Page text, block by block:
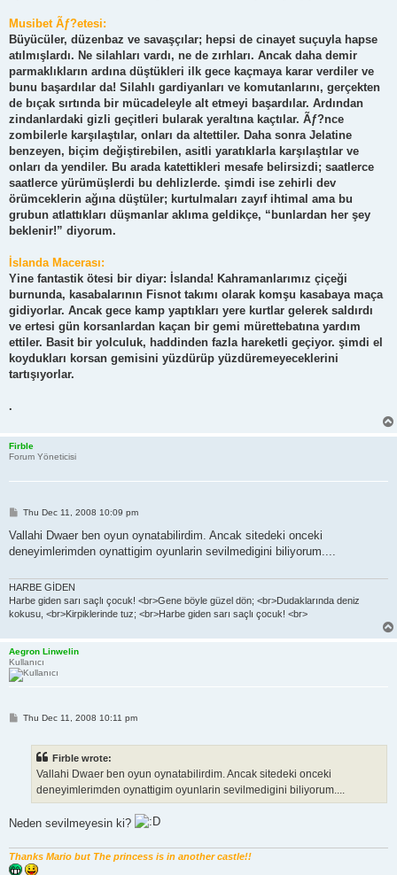
Musibet Ãƒ?etesi:
Büyücüler, düzenbaz ve savaşçılar; hepsi de cinayet suçuyla hapse
atılmışlardı. Ne silahları vardı, ne de zırhları. Ancak daha demir
parmaklıkların ardına düştükleri ilk gece kaçmaya karar verdiler ve
bunu başardılar da! Silahlı gardiyanları ve komutanlarını, gerçekten
de bıçak sırtında bir mücadeleyle alt etmeyi başardılar. Ardından
zindanlardaki gizli geçitleri bularak yeraltına kaçtılar. Ãƒ?nce
zombilerle karşılaştılar, onları da altettiler. Daha sonra Jelatine
benzeyen, biçim değiştirebilen, asitli yaratıklarla karşılaştılar ve
onları da yendiler. Bu arada katettikleri mesafe belirsizdi; saatlerce
saatlerce yürümüşlerdi bu dehlizlerde. şimdi ise zehirli dev
örümceklerin ağına düştüler; kurtulmaları zayıf ihtimal ama bu
grubun atlattıkları düşmanlar aklıma geldikçe, “bunlardan her şey
beklenir!” diyorum.
İslanda Macerası:
Yine fantastik ötesi bir diyar: İslanda! Kahramanlarımız çiçeği
burnunda, kasabalarının Fisnot takımı olarak komşu kasabaya maça
gidiyorlar. Ancak gece kamp yaptıkları yere kurtlar gelerek saldırdı
ve ertesi gün korsanlardan kaçan bir gemi mürettebatına yardım
ettiler. Basit bir yolculuk, haddinden fazla hareketli geçiyor. şimdi el
koydukları korsan gemisini yüzdürüp yüzdüremeyeceklerini
tartışıyorlar.
.
Firble
Forum Yöneticisi
P
s
Thu Dec 11, 2008 10:09 pm
Vallahi Dwaer ben oyun oynatabilirdim. Ancak sitedeki onceki
deneyimlerimden oynattigim oyunlarin sevilmedigini biliyorum....
HARBE GİDEN
Harbe giden sarı saçlı çocuk! <br>Gene böyle güzel dön; <br>Dudaklarında deniz
kokusu, <br>Kirpiklerinde tuz; <br>Harbe giden sarı saçlı çocuk! <br>
Aegron Linwelin
Kullanıcı
PThu Dec 11, 2008 10:11 pm
Firble wrote:
Vallahi Dwaer ben oyun oynatabilirdim. Ancak sitedeki onceki
deneyimlerimden oynattigim oyunlarin sevilmedigini biliyorum....
Neden sevilmeyesin ki?
Thanks Mario but The princess is in another castle!!